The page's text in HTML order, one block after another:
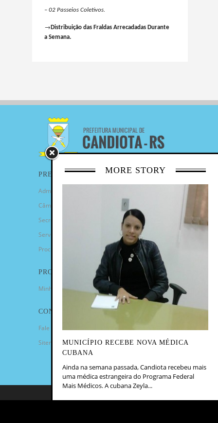
– 02 Passeios Coletivos.
→ Distribuição das Fraldas Arrecadadas Durante
a Semana.
MORE STORY
MUNICÍPIO RECEBE NOVA MÉDICA
CUBANA
Ainda na semana passada, Candiota recebeu mais
uma médica estrangeira do Programa Federal
Mais Médicos. A cubana Zeyla...
PREFEITURA
Administração Municipal
Câmara de Vereadores
Secretarias
Serviços
Procuradoria Geral
PROGRAMAS
Minha Casa Minha Vida
CONTATO
Fale Conosco
Sitemap
COPYRIGHT 2023 - PREFEITURA